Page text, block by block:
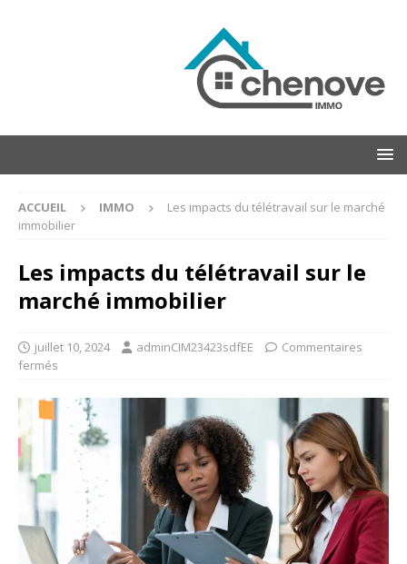
ACCUEIL IMMO
Les impacts du télétravail sur le marché
immobilier
Les impacts du télétravail sur le
marché immobilier
juillet 10, 2024 adminCIM23423sdfEE
Commentaires
fermés